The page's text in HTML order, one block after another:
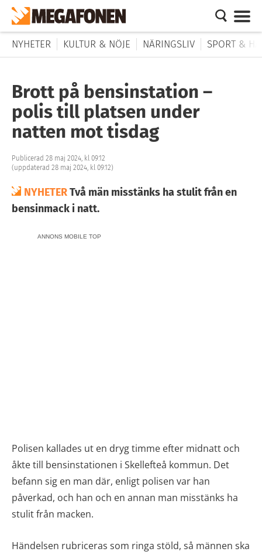
NYHETER KULTUR & NÖJE NÄRINGSLIV SPORT &
Brott på bensinstation –
polis till platsen under
natten mot tisdag
Publicerad 28 maj 2024, kl 09:12
(uppdaterad 28 maj 2024, kl 09:12)
NYHETERTvå män misstänks ha stulit från en
bensinmack i natt.
ANNONS MOBILE TOP
Polisen kallades ut en dryg timme efter midnatt och
åkte till bensinstationen i Skellefteå kommun. Det
befann sig en man där, enligt polisen var han
påverkad, och han och en annan man misstänks ha
stulit från macken.
Händelsen rubriceras som ringa stöld, så männen ska